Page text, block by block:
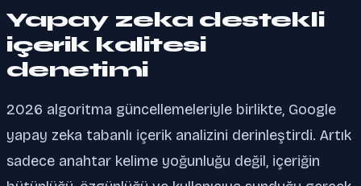
Yapay zeka destekli
içerik kalitesi
denetimi
2026 algoritma güncellemeleriyle birlikte, Google
yapay zeka tabanlı içerik analizini derinleştirdi. Artık
sadece anahtar kelime yoğunluğu değil, içeriğin